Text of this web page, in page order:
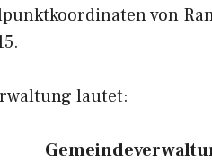
von
lautet: